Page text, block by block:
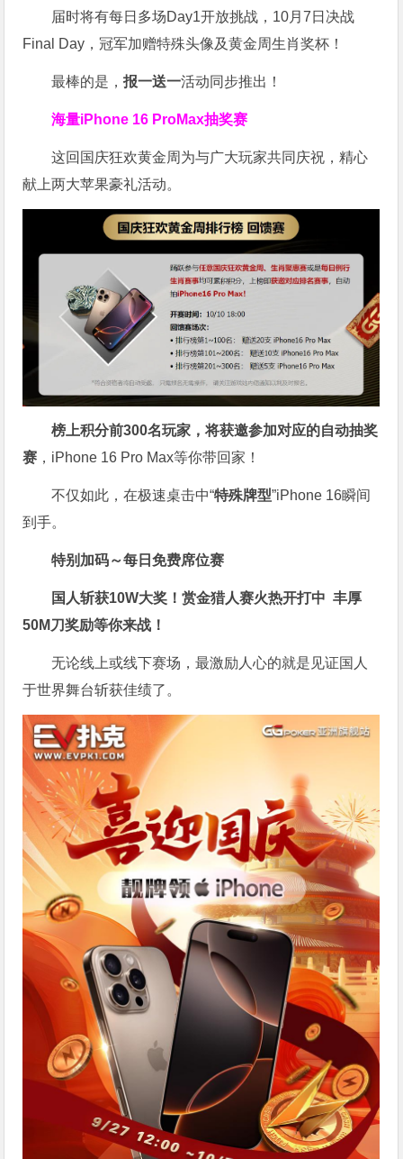
届时将有每日多场Day1开放挑战，10月7日决战
Final Day，冠军加赠特殊头像及黄金周生肖奖杯！
最棒的是，报一送一活动同步推出！
海量iPhone 16 ProMax抽奖赛
这回国庆狂欢黄金周为与广大玩家共同庆祝，精心
献上两大苹果豪礼活动。
榜上积分前300名玩家，将获邀参加对应的自动抽奖
赛 ，iPhone 16 Pro Max等你带回家！
不仅如此，在极速桌击中“特殊牌型”iPhone 16瞬间
到手。
特别加码～每日免费席位赛
国人斩获10W大奖！赏金猎人赛火热开打中 丰厚
50M刀奖励等你来战！
无论线上或线下赛场，最激励人心的就是见证国人
于世界舞台斩获佳绩了。